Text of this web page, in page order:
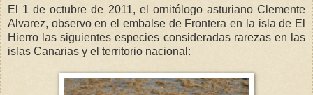
El 1 de octubre de 2011, el ornitólogo asturiano Clemente
Alvarez, observo en el embalse de Frontera en la isla de El
Hierro las siguientes especies consideradas rarezas en las
islas Canarias y el territorio nacional: